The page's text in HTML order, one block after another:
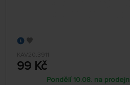
KAV20.3911
99 Kč
Pondělí 10.08. na